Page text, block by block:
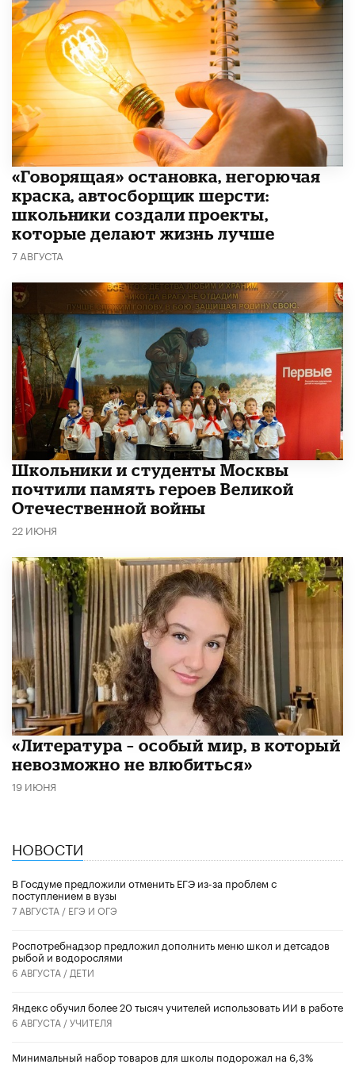
​«Говорящая» остановка, негорючая
краска, автосборщик шерсти:
школьники создали проекты,
которые делают жизнь лучше
7 АВГУСТА
Школьники и студенты Москвы
почтили память героев Великой
Отечественной войны
22 ИЮНЯ
​«Литература – особый мир, в который
невозможно не влюбиться»
19 ИЮНЯ
НОВОСТИ
В Госдуме предложили отменить ЕГЭ из-за проблем с
поступлением в вузы
7 АВГУСТА / ЕГЭ И ОГЭ
Роспотребнадзор предложил дополнить меню школ и детсадов
рыбой и водорослями
6 АВГУСТА / ДЕТИ
​Яндекс обучил более 20 тысяч учителей использовать ИИ в работе
6 АВГУСТА /УЧИТЕЛЯ
Минимальный набор товаров для школы подорожал на 6,3%